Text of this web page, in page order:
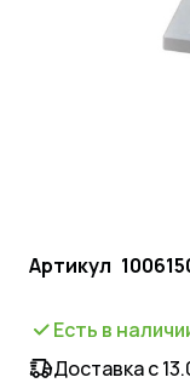
Артикул
Есть в
Доставка с